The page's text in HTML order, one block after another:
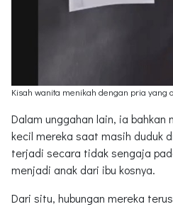
Kisah wanita menikah dengan pria yang
Dalam unggahan lain, ia bahkan
kecil mereka saat masih duduk
terjadi secara tidak sengaja
menjadi anak dari ibu kosnya.
Dari situ, hubungan mereka